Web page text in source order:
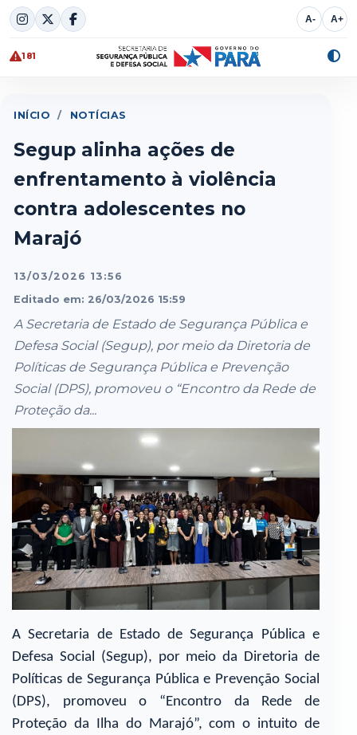
Skip
to
content
A- A+
181
INÍCIO / NOTÍCIAS
Segup alinha ações de
enfrentamento à violência
contra adolescentes no
Marajó
13/03/2026 13:56
Editado em: 26/03/2026 15:59
A Secretaria de Estado de Segurança Pública e
Defesa Social (Segup), por meio da Diretoria de
Políticas de Segurança Pública e Prevenção
Social (DPS), promoveu o “Encontro da Rede de
Proteção da...
A Secretaria de Estado de Segurança Pública e
Defesa Social (Segup), por meio da Diretoria de
Políticas de Segurança Pública e Prevenção Social
(DPS), promoveu o “Encontro da Rede de
Proteção da Ilha do Marajó”, com o intuito de